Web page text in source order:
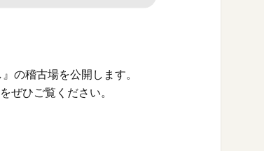
の稽古場を公開します。
ぜひご覧ください。